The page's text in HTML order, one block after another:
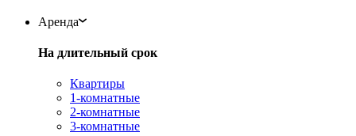
Аренда
На длительный срок
Квартиры
1-комнатные
2-комнатные
3-комнатные